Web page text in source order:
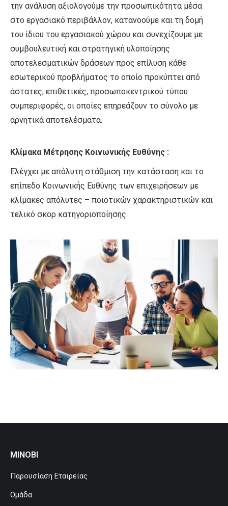
την ανάλυση αξιολογούμε την προσωπικότητα μέσα
στο εργασιακό περιβάλλον, κατανοούμε και τη δομή
του ίδιου του εργασιακού χώρου και συνεχίζουμε με
συμβουλευτική και στρατηγική υλοποίησης
αποτελεσματικών δράσεων πρoς επίλυση κάθε
εσωτερικού προβλήματος το οποίο προκύπτει από
άστατες, επιθετικές, προσωποκεντρικού τύπου
συμπεριφορές, οι οποίες επηρεάζουν το σύνολο με
αρνητικά αποτελέσματα.
Κλίμακα Μέτρησης Κοινωνικής Ευθύνης :
Ελέγχει με απόλυτη στάθμιση την κατάσταση και το
επίπεδο Κοινωνικής Ευθύνης των επιχειρήσεων με
κλίμακες απόλυτες – ποιοτικών χαρακτηριστικών και
τελικό σκορ κατηγοριοποίησης.
MINOBI
Παρουσίαση Εταιρείας
Ομάδα